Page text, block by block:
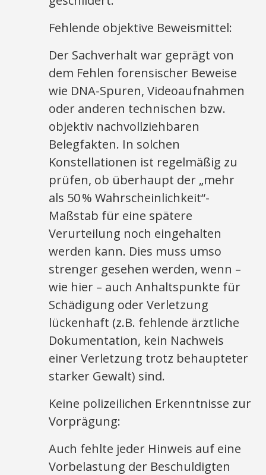
Fehlende objektive Beweismittel:
Der Sachverhalt war geprägt von
dem Fehlen forensischer Beweise
wie DNA-Spuren, Videoaufnahmen
oder anderen technischen bzw.
objektiv nachvollziehbaren
Belegfakten. In solchen
Konstellationen ist regelmäßig zu
prüfen, ob überhaupt der „mehr
als 50 % Wahrscheinlichkeit“-
Maßstab für eine spätere
Verurteilung noch eingehalten
werden kann. Dies muss umso
strenger gesehen werden, wenn –
wie hier – auch Anhaltspunkte für
Schädigung oder Verletzung
lückenhaft (z.B. fehlende ärztliche
Dokumentation, kein Nachweis
einer Verletzung trotz behaupteter
starker Gewalt) sind.​
Keine polizeilichen Erkenntnisse zur
Vorprägung:
Auch fehlte jeder Hinweis auf eine
Vorbelastung der Beschuldigten